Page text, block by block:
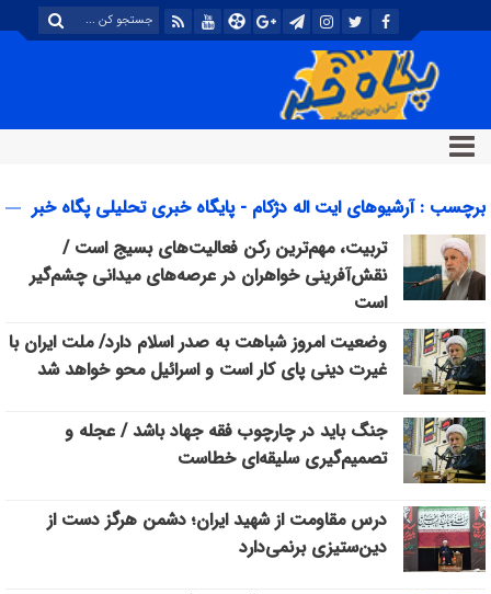
برچسب : آرشیوهای ایت اله دژکام - پایگاه خبری تحلیلی پگاه خبر
تربیت، مهم‌ترین رکن فعالیت‌های بسیج است /
نقش‌آفرینی خواهران در عرصه‌های میدانی چشم‌گیر
است
وضعیت امروز شباهت به صدر اسلام دارد/ ملت ایران با
غیرت دینی پای کار است و اسرائیل محو خواهد شد
جنگ باید در چارچوب فقه جهاد باشد / عجله و
تصمیم‌گیری سلیقه‌ای خطاست
درس مقاومت از شهید ایران؛ دشمن هرگز دست از
دین‌ستیزی برنمی‌دارد